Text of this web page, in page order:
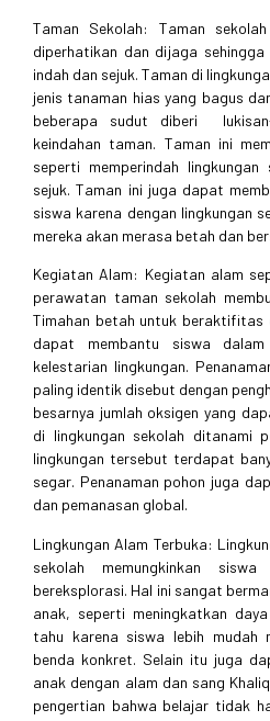
Taman Sekolah: Taman
diperhatikan dan dijaga sehingga
indah dan sejuk. Taman di
jenis tanaman hias yang bagus
beberapa sudut diberi
keindahan taman. Taman ini
seperti memperindah
sejuk. Taman ini juga dapat
siswa karena dengan lingkungan
mereka akan merasa betah dan
Kegiatan Alam: Kegiatan alam
perawatan taman sekolah
Timahan betah untuk beraktifitas
dapat membantu siswa
kelestarian lingkungan.
paling identik disebut dengan
besarnya jumlah oksigen yang
di lingkungan sekolah ditanami
lingkungan tersebut terdapat
segar. Penanaman pohon juga
dan pemanasan global.
Lingkungan Alam Terbuka:
sekolah memungkinkan
bereksplorasi. Hal ini sangat
anak, seperti meningkatkan
tahu karena siswa lebih mudah
benda konkret. Selain itu juga
anak dengan alam dan sang
pengertian bahwa belajar tidak